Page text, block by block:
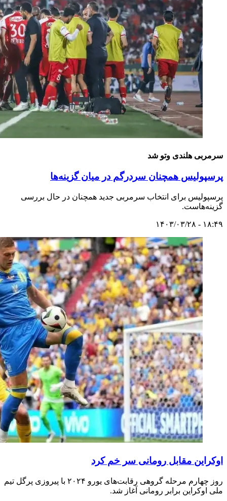
سرمربی هلندی وتو شد
پرسپولیس همچنان سردرگم در میان گزینه‌ها
پرسپولیس برای انتخاب سرمربی جدید همچنان در حال بررسی
گزینه‌هاست.
۱۸:۴۹ - ۱۴۰۳/۰۳/۲۸
اوکراین مقابل رومانی سر خم کرد
روز چهارم مرحله گروهی رقابت‌های یورو ۲۰۲۴ با پیروزی پرگل تیم
ملی اوکراین برابر رومانی آغاز شد.